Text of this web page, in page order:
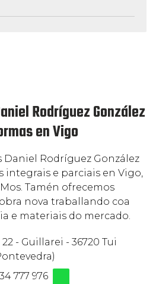
Rodríguez González
en Vigo
Daniel Rodríguez González
integrais e parciais en Vigo,
Tamén ofrecemos
nova traballando coa
e materiais do mercado.
- Guillarei - 36720 Tui
777 976